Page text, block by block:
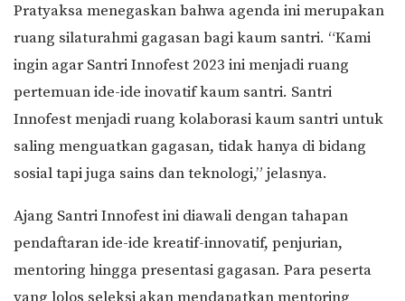
Pratyaksa menegaskan bahwa agenda ini merupakan
ruang silaturahmi gagasan bagi kaum santri. “Kami
ingin agar Santri Innofest 2023 ini menjadi ruang
pertemuan ide-ide inovatif kaum santri. Santri
Innofest menjadi ruang kolaborasi kaum santri untuk
saling menguatkan gagasan, tidak hanya di bidang
sosial tapi juga sains dan teknologi,” jelasnya.
Ajang Santri Innofest ini diawali dengan tahapan
pendaftaran ide-ide kreatif-innovatif, penjurian,
mentoring hingga presentasi gagasan. Para peserta